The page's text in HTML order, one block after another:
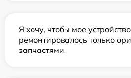
Я хочу, чтобы мое
ремонтировалось только
запчастями.